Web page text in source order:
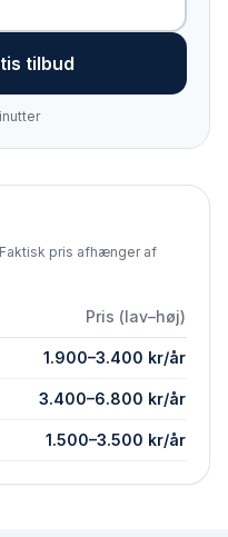
tilbud
pris afhænger af
Pris (lav–høj)
1.900–3.400 kr/år
3.400–6.800 kr/år
1.500–3.500 kr/år